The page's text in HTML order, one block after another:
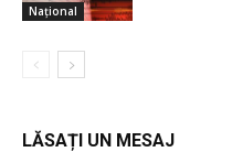
Național
LĂSAȚI UN MESAJ